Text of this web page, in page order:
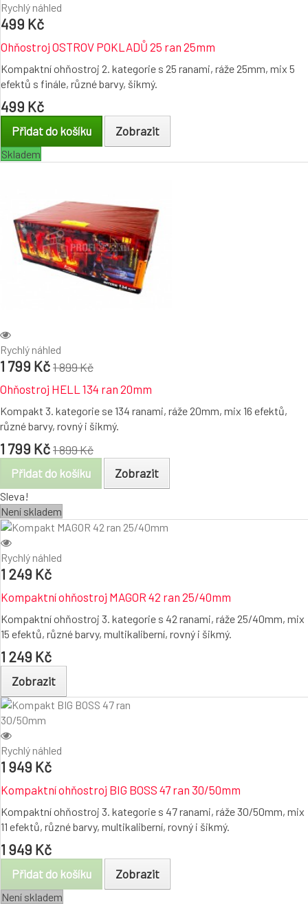
Rychlý náhled
499 Kč
Ohňostroj OSTROV POKLADŮ 25 ran 25mm
Kompaktní ohňostroj 2. kategorie s 25 ranami, ráže 25mm, mix 5
efektů s finále, různé barvy, šikmý.
499 Kč
Přidat do košíku Zobrazit
Skladem
Rychlý náhled
1 799 Kč 1 899 Kč
Ohňostroj HELL 134 ran 20mm
Kompakt 3. kategorie se 134 ranami, ráže 20mm, mix 16 efektů,
různé barvy, rovný i šikmý.
1 799 Kč 1 899 Kč
Přidat do košíku
Zobrazit
Sleva!
Není skladem
Rychlý náhled
1 249 Kč
Kompaktní ohňostroj MAGOR 42 ran 25/40mm
Kompaktní ohňostroj 3. kategorie s 42 ranami, ráže 25/40mm, mix
15 efektů, různé barvy, multikaliberní, rovný i šikmý.
1 249 Kč
Zobrazit
Rychlý náhled
1 949 Kč
Kompaktní ohňostroj BIG BOSS 47 ran 30/50mm
Kompaktní ohňostroj 3. kategorie s 47 ranami, ráže 30/50mm, mix
11 efektů, různé barvy, multikaliberní, rovný i šikmý.
1 949 Kč
Přidat do košíku Zobrazit
Není skladem